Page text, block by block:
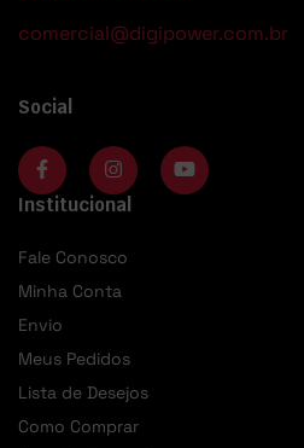
comercial@digipower.com.br
Social
Institucional
Fale Conosco
Minha Conta
Envio
Meus Pedidos
Lista de Desejos
Como Comprar